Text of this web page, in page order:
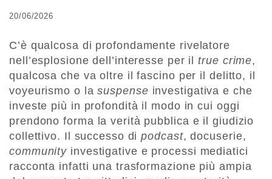
20/06/2026
C’è qualcosa di profondamente rivelatore
nell’esplosione dell’interesse per iltrue crime,
qualcosa che va oltre il fascino per il delitto, il
voyeurismo o lasuspense investigativa e che
investe più in profondità il modo in cui oggi
prendono forma la verità pubblica e il giudizio
collettivo. Il successo dipodcast, docuserie,
community investigative e processi mediatici
racconta infatti una trasformazione più ampia